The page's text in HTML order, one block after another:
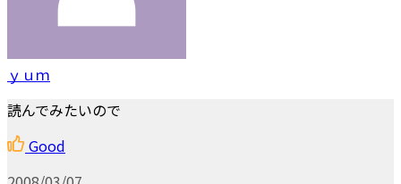
ｙｕｍ
読んでみたいので
Good